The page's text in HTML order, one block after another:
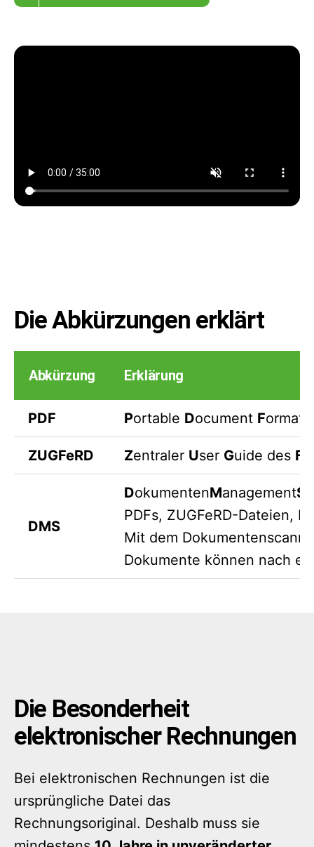
Die Abkürzungen erklärt
Abkürzung Erklärung
PDF Portable Document Format
ZUGFeRD Zentraler User Guide des F
DMS
DokumentenManagementS
PDFs, ZUGFeRD-Dateien,
Mit dem
Dokumente können nach
Die Besonderheit
elektronischer Rechnungen
Bei elektronischen Rechnungen ist die
ursprüngliche Datei das
Rechnungsoriginal. Deshalb muss sie